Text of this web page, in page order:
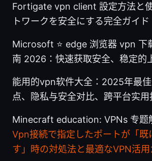
Fortigate vpn client 設定方法と
トワークを安全にする完全ガイド
Microsoft ⭐ edge 浏览器 vpn 下
南 2026：快速获取安全、稳定的
能用的vpn软件大全：2025年最
点、隐私与安全对比、跨平台实
Minecraft education: VPNs 专题
Vpn接続で指定したポートが「既
す」時の対処法と最適なVPN活用